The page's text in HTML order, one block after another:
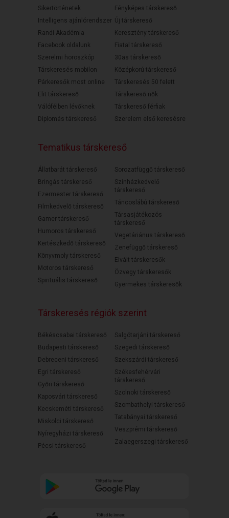
Sikertörténetek
Intelligens ajánlórendszer
Randi Akadémia
Facebook oldalunk
Szerelmi horoszkóp
Társkeresés mobilon
Párkeresők most online
Elit társkereső
Válófélben lévőknek
Diplomás társkereső
Fényképes társkereső
Új társkereső
Keresztény társkereső
Fiatal társkereső
30as társkereső
Középkorú társkereső
Társkeresés 50 felett
Társkereső nők
Társkereső férfiak
Szerelem első keresésre
Tematikus társkereső
Állatbarát társkereső
Bringás társkereső
Ezermester társkereső
Filmkedvelő társkereső
Gamer társkereső
Humoros társkereső
Kertészkedő társkereső
Könyvmoly társkereső
Motoros társkereső
Spirituális társkereső
Sorozatfüggő társkereső
Színházkedvelő
társkereső
Táncoslábú társkereső
Társasjátékozós
társkereső
Vegetáriánus társkereső
Zenefüggő társkereső
Elvált társkeresők
Özvegy társkeresők
Gyermekes társkeresők
Társkeresés régiók szerint
Békéscsabai társkereső
Budapesti társkereső
Debreceni társkereső
Egri társkereső
Győri társkereső
Kaposvári társkereső
Kecskeméti társkereső
Miskolci társkereső
Nyíregyházi társkereső
Pécsi társkereső
Salgótarjáni társkereső
Szegedi társkereső
Szekszárdi társkereső
Székesfehérvári
társkereső
Szolnoki társkereső
Szombathelyi társkereső
Tatabányai társkereső
Veszprémi társkereső
Zalaegerszegi társkereső